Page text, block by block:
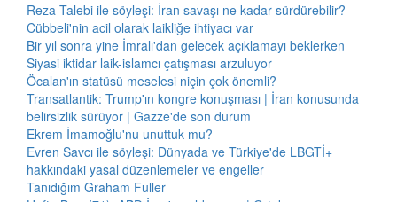
Reza Talebi ile söyleşi: İran savaşı ne kadar sürdürebilir?
Cübbeli'nin acil olarak laikliğe ihtiyacı var
Bir yıl sonra yine İmralı'dan gelecek açıklamayı beklerken
Siyasi iktidar laik-islamcı çatışması arzuluyor
Öcalan'ın statüsü meselesi niçin çok önemli?
Transatlantik: Trump'ın kongre konuşması | İran konusunda
belirsizlik sürüyor | Gazze'de son durum
Ekrem İmamoğlu'nu unuttuk mu?
Evren Savcı ile söyleşi: Dünyada ve Türkiye'de LBGTİ+
hakkındaki yasal düzenlemeler ve engeller
Tanıdığım Graham Fuller